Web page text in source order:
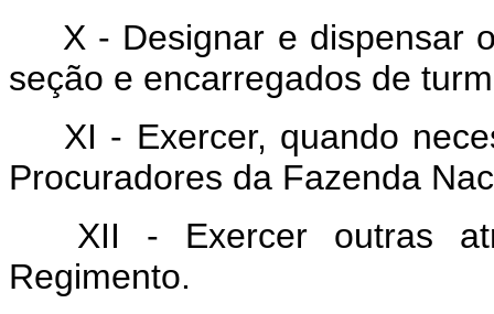
X - Designar e dispensar
seção e encarregados de
XI - Exercer, quando
Procuradores da Fazenda
XII - Exercer outras
Regimento.